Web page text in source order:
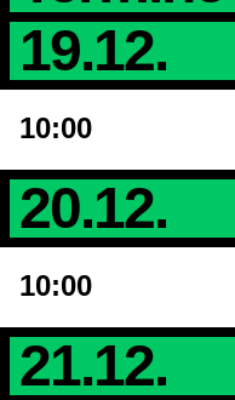
19.12.
10:00
20.12.
10:00
21.12.